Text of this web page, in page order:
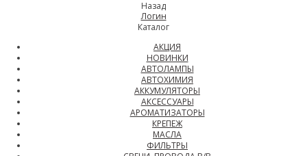
Назад
Логин
Каталог
АКЦИЯ
НОВИНКИ
АВТОЛАМПЫ
АВТОХИМИЯ
АККУМУЛЯТОРЫ
АКСЕССУАРЫ
АРОМАТИЗАТОРЫ
КРЕПЕЖ
МАСЛА
ФИЛЬТРЫ